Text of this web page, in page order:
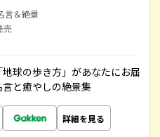
言＆絶景
売
球の歩き方」があなたにお届
と癒やしの絶景集
詳細を見る